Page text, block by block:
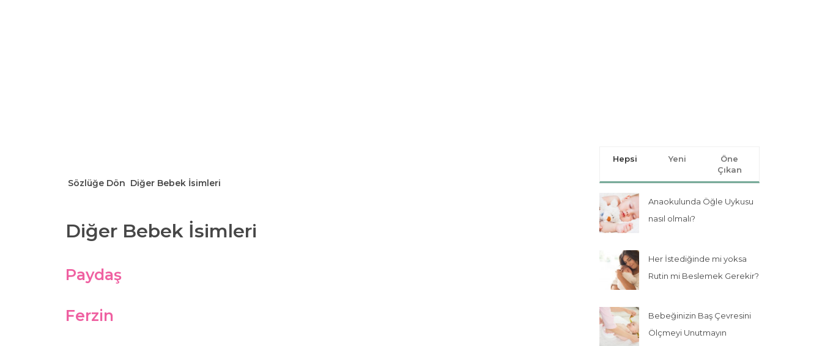
Sözlüğe Dön Diğer Bebek İsimleri
Diğer Bebek İsimleri
Paydaş
Ferzin
Hepsi Yeni
Öne
Çıkan
Anaokulunda Öğle Uykusu
nasıl olmalı?
Her İstediğinde mi yoksa
Rutin mi Beslemek Gerekir?
Bebeğinizin Baş Çevresini
Ölçmeyi Unutmayın